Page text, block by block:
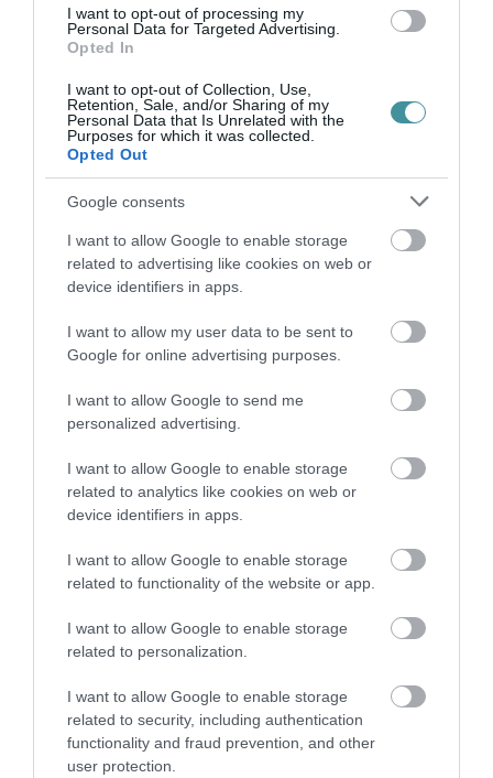
I want to opt-out of processing my
Personal Data for Targeted Advertising.
Opted In
I want to opt-out of Collection, Use,
Retention, Sale, and/or Sharing of my
Personal Data that Is Unrelated with the
Purposes for which it was collected.
Opted Out
Google consents
I want to allow Google to enable storage
related to advertising like cookies on web or
device identifiers in apps.
I want to allow my user data to be sent to
Google for online advertising purposes.
I want to allow Google to send me
personalized advertising.
I want to allow Google to enable storage
related to analytics like cookies on web or
device identifiers in apps.
I want to allow Google to enable storage
related to functionality of the website or app.
I want to allow Google to enable storage
related to personalization.
I want to allow Google to enable storage
related to security, including authentication
functionality and fraud prevention, and other
user protection.
TANULJ NÉMETÜL OTTHONRÓL: A
DIGITÁLIS TANULÁS ELŐNYEI
2026. augusztus 07|
ÚJRAINDULNAK A KORÁBBAN
LEÁLLÍTOTT SZOLGÁLTATÁSOK AZ EGRI...
Eger ügye
TÍZ ÉVE NEM VOLT ILYEN ALACSONY AZ
INFLÁCIÓ MAGYARORSZÁGON
2026. augusztus 07|Mindenki ügye
MINDHÁROM ÜTEMBEN DOLGOZNAK A 25-
ÖS FŐÚTON EGERBEN